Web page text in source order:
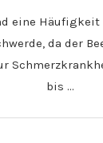
eine
da der
bis …